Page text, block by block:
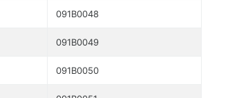
091B0048
091B0049
091B0050